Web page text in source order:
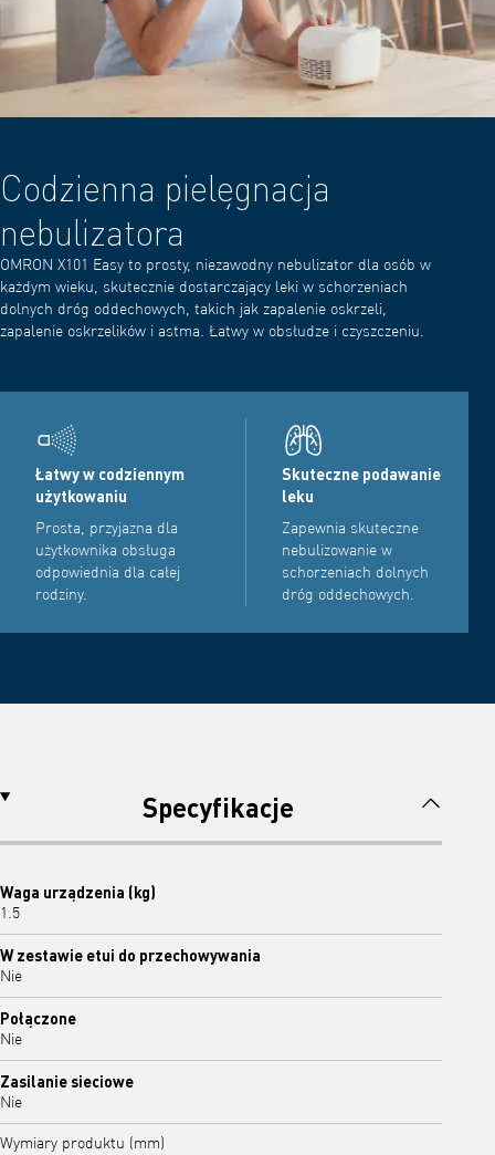
Codzienna pielęgnacja
nebulizatora
OMRON X101 Easy to prosty, niezawodny nebulizator dla osób w
każdym wieku, skutecznie dostarczający leki w schorzeniach
dolnych dróg oddechowych, takich jak zapalenie oskrzeli,
zapalenie oskrzelików i astma. Łatwy w obsłudze i czyszczeniu.
Łatwy w codziennym
użytkowaniu
Prosta, przyjazna dla
użytkownika obsługa
odpowiednia dla całej
rodziny.
Skuteczne podawanie
leku
Zapewnia skuteczne
nebulizowanie w
schorzeniach dolnych
dróg oddechowych.
Specyfikacje
Waga urządzenia (kg)
1.5
W zestawie etui do przechowywania
Nie
Połączone
Nie
Zasilanie sieciowe
Nie
Wymiary produktu (mm)